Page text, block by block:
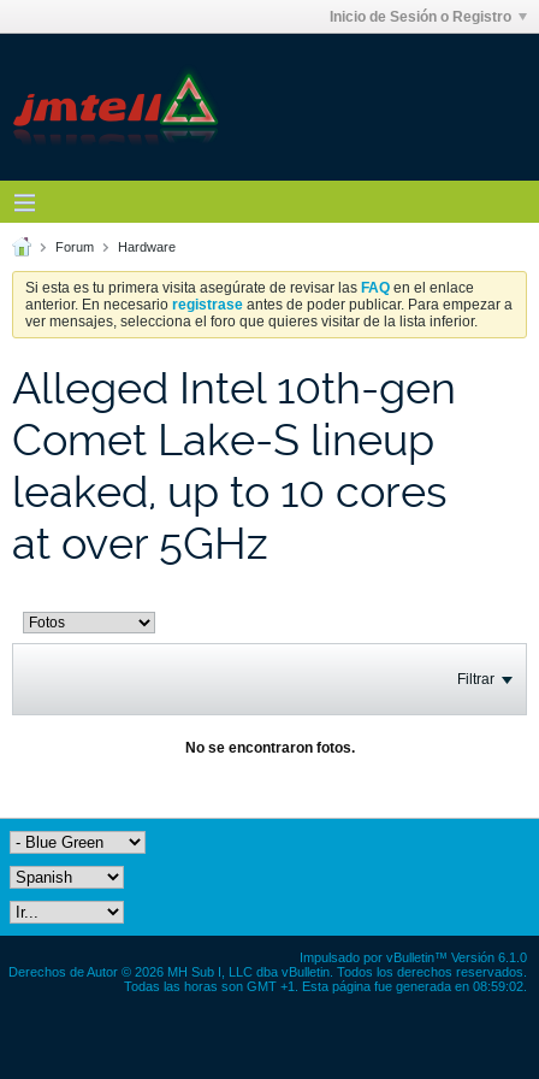
Inicio de Sesión o Registro
Forum Hardware
Si esta es tu primera visita asegúrate de revisar las FAQ en el enlace
anterior. En necesario registrase antes de poder publicar. Para empezar a
ver mensajes, selecciona el foro que quieres visitar de la lista inferior.
Alleged Intel 10th-gen
Comet Lake-S lineup
leaked, up to 10 cores
at over 5GHz
Filtrar
No se encontraron fotos.
Impulsado por vBulletin™ Versión 6.1.0
Derechos de Autor © 2026 MH Sub I, LLC dba vBulletin. Todos los derechos reservados.
Todas las horas son GMT +1. Esta página fue generada en 08:59:02.